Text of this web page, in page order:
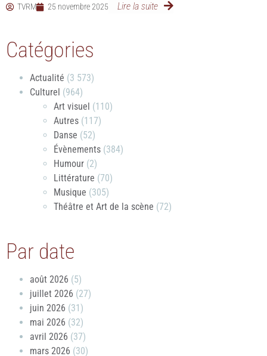
TVRM 25 novembre 2025 Lire la suite
Catégories
Actualité (3 573)
Culturel (964)
Art visuel (110)
Autres (117)
Danse (52)
Évènements (384)
Humour (2)
Littérature (70)
Musique (305)
Théâtre et Art de la scène (72)
Par date
août 2026 (5)
juillet 2026 (27)
juin 2026 (31)
mai 2026 (32)
avril 2026 (37)
mars 2026 (30)